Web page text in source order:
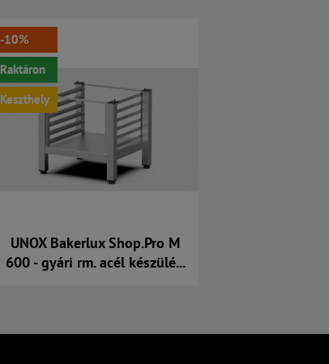
-10%
Raktáron
Keszthely
UNOX Bakerlux Shop.Pro M
600 - gyári rm. acél készülé...
Kosárba